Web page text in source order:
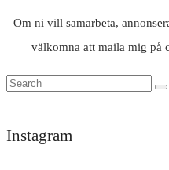
Om ni vill samarbeta,
välkomna att maila mig på
Instagram